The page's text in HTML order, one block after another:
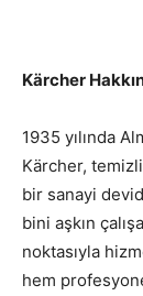
Kärcher
1935 yılında
Kärcher,
bir sanayi
bini aşkın
noktasıyla
hem